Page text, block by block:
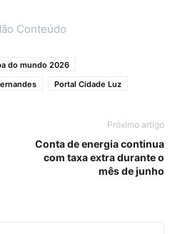
Conteúdo
do mundo 2026
Portal Cidade Luz
Próximo artigo
Conta de energia continua
com taxa extra durante o
mês de junho